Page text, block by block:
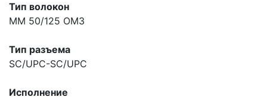
Тип волокон
MM 50/125 OM3
Тип разъема
SC/UPC-SC/UPC
Исполнение